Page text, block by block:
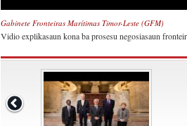
Gabinete Fronteiras Marítimas Timor-Leste (GFM)
Vidio explikasaun kona ba prosesu negosiasaun